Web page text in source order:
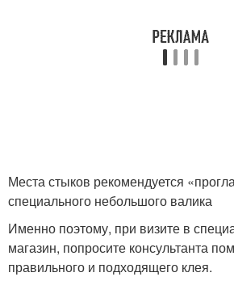
Места стыков рекомендуется
специального небольшого валика
Именно поэтому, при визите в
магазин, попросите консультанта
правильного и подходящего клея.